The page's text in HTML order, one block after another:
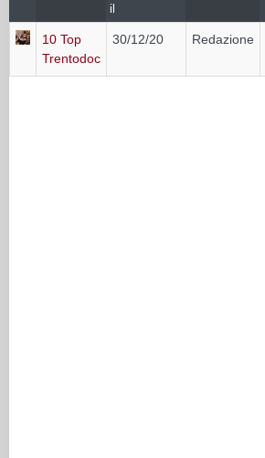
il
10 Top
Trentodoc
30/12/20 Redazione